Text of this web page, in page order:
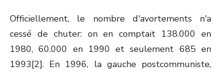
Officiellement, le nombre d'avortements n'a
cessé de chuter: on en comptait 138.000 en
1980, 60.000 en 1990 et seulement 685 en
1993[2]. En 1996, la gauche postcommuniste,